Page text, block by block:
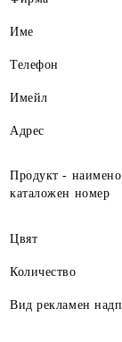
Име
Телефон
Имейл
Адрес
Продукт -
каталожен номер
Цвят
Количество
Вид рекламен